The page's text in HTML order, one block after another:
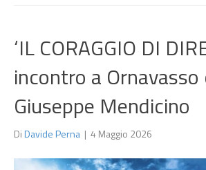
‘IL CORAGGIO DI
incontro a Ornavasso
Giuseppe Mendicino
DiDavide Perna | 4 Maggio 2026